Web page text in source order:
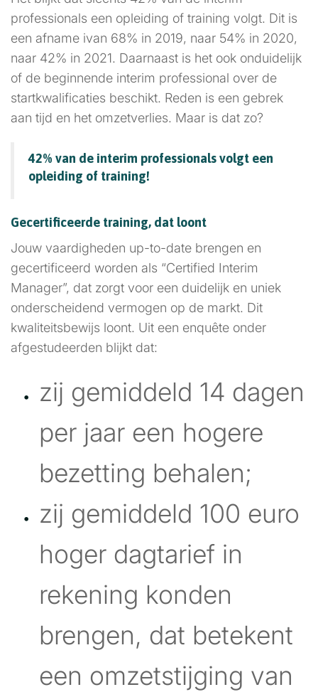
professionals een opleiding of training volgt. Dit is
een afname ivan 68% in 2019, naar 54% in 2020,
naar 42% in 2021. Daarnaast is het ook onduidelijk
of de beginnende interim professional over de
startkwalificaties beschikt. Reden is een gebrek
aan tijd en het omzetverlies. Maar is dat zo?
42% van de interim professionals volgt een
opleiding of training!
Gecertificeerde training, dat loont
Jouw vaardigheden up-to-date brengen en
gecertificeerd worden als “Certified Interim
Manager”, dat zorgt voor een duidelijk en uniek
onderscheidend vermogen op de markt. Dit
kwaliteitsbewijs loont. Uit een enquête onder
afgestudeerden blijkt dat:
zij gemiddeld 14 dagen
per jaar een hogere
bezetting behalen;
zij gemiddeld 100 euro
hoger dagtarief in
rekening konden
brengen, dat betekent
een omzetstijging van